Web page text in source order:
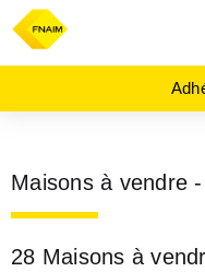
Maisons à vendre
28 Maisons à